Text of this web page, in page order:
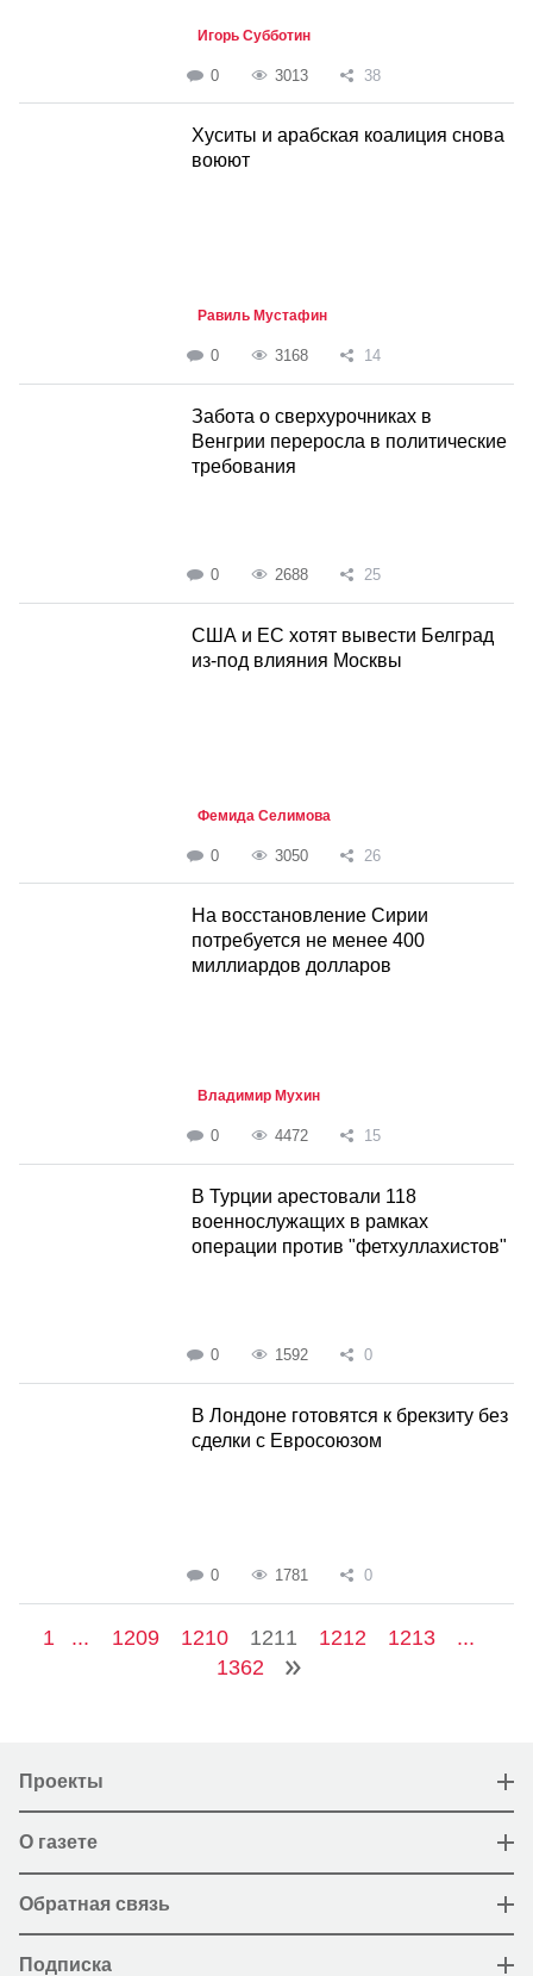
Игорь Субботин
0 3013 38
Хуситы и арабская коалиция снова
воюют
Равиль Мустафин
0 3168 14
Забота о сверхурочниках в
Венгрии переросла в политические
требования
0 2688 25
США и ЕС хотят вывести Белград
из-под влияния Москвы
Фемида Селимова
0 3050 26
На восстановление Сирии
потребуется не менее 400
миллиардов долларов
Владимир Мухин
0 4472 15
В Турции арестовали 118
военнослужащих в рамках
операции против "фетхуллахистов"
0 1592 0
В Лондоне готовятся к брекзиту без
сделки с Евросоюзом
0 1781 0
1 ... 1209 1210 1211 1212 1213
...
1362
Проекты
О газете
Обратная связь
Подписка